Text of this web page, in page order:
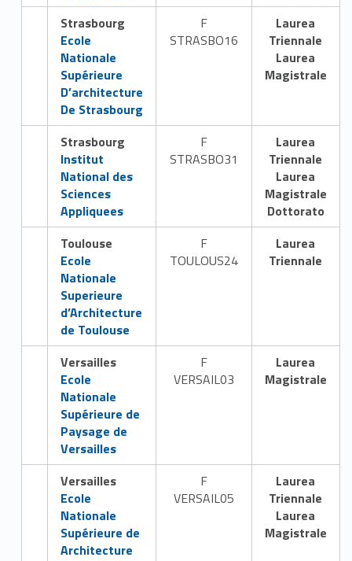
Strasbourg
Link identifier #identifier__147673-13
Ecole
Nationale
Supérieure
D’architecture
De Strasbourg
F
STRASBO16
Laurea
Triennale
Laurea
Magistrale
Strasbourg
Link identifier #identifier__10007-14
Institut
National des
Sciences
Appliquees
F
STRASBO31
Laurea
Triennale
Laurea
Magistrale
Dottorato
Toulouse
Link identifier #identifier__58318-15
Ecole
Nationale
Superieure
d’Architecture
de Toulouse
F
TOULOUS24
Laurea
Triennale
Versailles
Link identifier #identifier__22105-16
Ecole
Nationale
Supérieure de
Paysage de
Versailles
F
VERSAIL03
Laurea
Magistrale
Versailles
Link identifier #identifier__121388-17
Ecole
Nationale
Supérieure de
Architecture
F
VERSAIL05
Laurea
Triennale
Laurea
Magistrale